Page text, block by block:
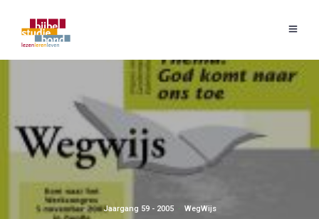
Jaargang 59 - 2005· WegWijs